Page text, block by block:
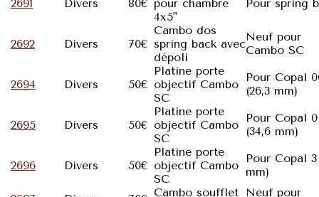
2691
Divers 80€ pour chambre
4x5"
Pour spring
2692 Divers 70€
Cambo dos
spring back avec
dépoli
Neuf pour
Cambo SC
2694 Divers 50€
Platine porte
objectif Cambo
SC
Pour Copal
(26,3 mm)
2695 Divers 50€
Platine porte
objectif Cambo
SC
Pour Copal 0
(34,6 mm)
2696 Divers 50€
Platine porte
objectif Cambo
SC
Pour Copal
mm)
Cambo soufflet
Neuf pour